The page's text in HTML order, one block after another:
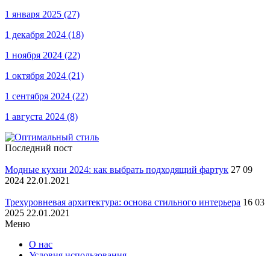
1 января 2025 (27)
1 декабря 2024 (18)
1 ноября 2024 (22)
1 октября 2024 (21)
1 сентября 2024 (22)
1 августа 2024 (8)
Последний пост
Модные кухни 2024: как выбрать подходящий фартук 27 09
2024 22.01.2021
Трехуровневая архитектура: основа стильного интерьера 16 03
2025 22.01.2021
Меню
О нас